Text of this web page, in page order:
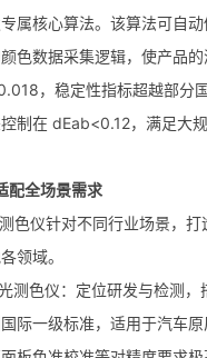
属核心算法。该算法可自
色数据采集逻辑，使产品
，稳定性指标超越部分
制在 dEab<0.12，满足大
配全场景需求
色仪针对不同行业场景，
领域。
测色仪：定位研发与检测，
际一级标准，适用于汽车